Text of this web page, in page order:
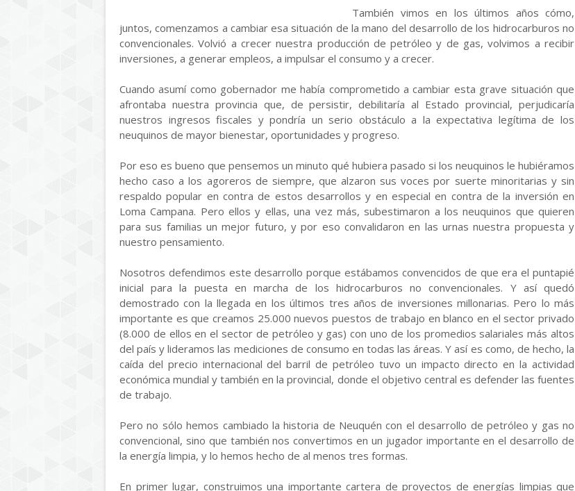
También vimos en los últimos años cómo,
juntos, comenzamos a cambiar esa situación de la mano del desarrollo de los hidrocarburos no
convencionales. Volvió a crecer nuestra producción de petróleo y de gas, volvimos a recibir
inversiones, a generar empleos, a impulsar el consumo y a crecer.
Cuando asumí como gobernador me había comprometido a cambiar esta grave situación que
afrontaba nuestra provincia que, de persistir, debilitaría al Estado provincial, perjudicaría
nuestros ingresos fiscales y pondría un serio obstáculo a la expectativa legítima de los
neuquinos de mayor bienestar, oportunidades y progreso.
Por eso es bueno que pensemos un minuto qué hubiera pasado si los neuquinos le hubiéramos
hecho caso a los agoreros de siempre, que alzaron sus voces por suerte minoritarias y sin
respaldo popular en contra de estos desarrollos y en especial en contra de la inversión en
Loma Campana. Pero ellos y ellas, una vez más, subestimaron a los neuquinos que quieren
para sus familias un mejor futuro, y por eso convalidaron en las urnas nuestra propuesta y
nuestro pensamiento.
Nosotros defendimos este desarrollo porque estábamos convencidos de que era el puntapié
inicial para la puesta en marcha de los hidrocarburos no convencionales. Y así quedó
demostrado con la llegada en los últimos tres años de inversiones millonarias. Pero lo más
importante es que creamos 25.000 nuevos puestos de trabajo en blanco en el sector privado
(8.000 de ellos en el sector de petróleo y gas) con uno de los promedios salariales más altos
del país y lideramos las mediciones de consumo en todas las áreas. Y así es como, de hecho, la
caída del precio internacional del barril de petróleo tuvo un impacto directo en la actividad
económica mundial y también en la provincial, donde el objetivo central es defender las fuentes
de trabajo.
Pero no sólo hemos cambiado la historia de Neuquén con el desarrollo de petróleo y gas no
convencional, sino que también nos convertimos en un jugador importante en el desarrollo de
la energía limpia, y lo hemos hecho de al menos tres formas.
En primer lugar, construimos una importante cartera de proyectos de energías limpias que